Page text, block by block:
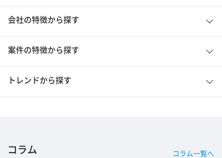
会社の特徴から探す
案件の特徴から探す
トレンドから探す
コラム コラム一覧へ